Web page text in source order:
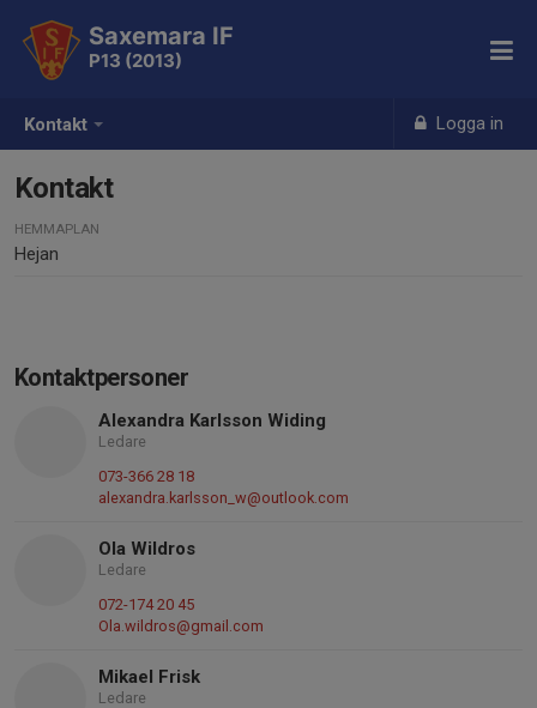
Kontakt Logga in
Saxemara IF
P13 (2013)
Kontakt
HEMMAPLAN
Hejan
Kontaktpersoner
Alexandra Karlsson Widing
Ledare
073-366 28 18
alexandra.karlsson_w@outlook.com
Ola Wildros
Ledare
072-174 20 45
Ola.wildros@gmail.com
Mikael Frisk
Ledare